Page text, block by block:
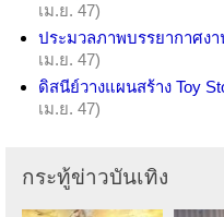
เม.ย. 47)
ประมวลภาพบรรยากาศง
เม.ย. 47)
ดิสนีย์วางแผนสร้าง Toy
เม.ย. 47)
กระทู้ข่าวบันเทิง